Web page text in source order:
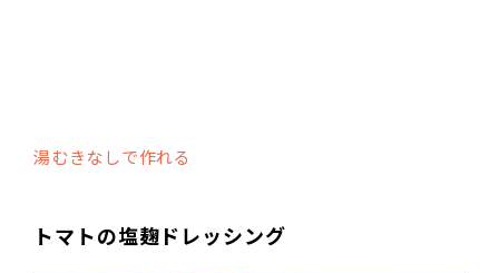
湯むきなしで作れる
トマトの塩麹ドレッシング